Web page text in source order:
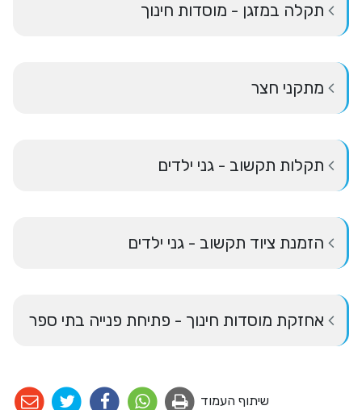
תקלה במזגן - מוסדות חינוך
מתקני חצר
תקלות תקשוב - גני ילדים
הזמנת ציוד תקשוב - גני ילדים
אחזקת מוסדות חינוך - פתיחת פנייה בתי ספר
שיתוף העמוד